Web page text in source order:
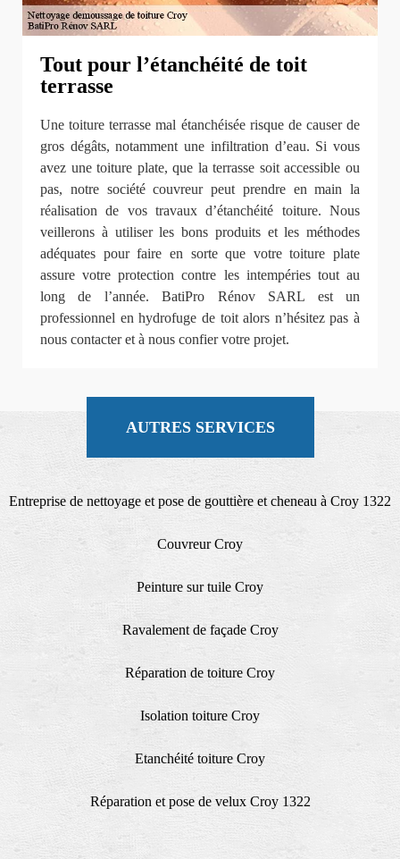
Tout pour l’étanchéité de toit
terrasse
Une toiture terrasse mal étanchéisée risque de causer de
gros dégâts, notamment une infiltration d’eau. Si vous
avez une toiture plate, que la terrasse soit accessible ou
pas, notre société couvreur peut prendre en main la
réalisation de vos travaux d’étanchéité toiture. Nous
veillerons à utiliser les bons produits et les méthodes
adéquates pour faire en sorte que votre toiture plate
assure votre protection contre les intempéries tout au
long de l’année. BatiPro Rénov SARL est un
professionnel en hydrofuge de toit alors n’hésitez pas à
nous contacter et à nous confier votre projet.
AUTRES SERVICES
Entreprise de nettoyage et pose de gouttière et cheneau à Croy 1322
Couvreur Croy
Peinture sur tuile Croy
Ravalement de façade Croy
Réparation de toiture Croy
Isolation toiture Croy
Etanchéité toiture Croy
Réparation et pose de velux Croy 1322